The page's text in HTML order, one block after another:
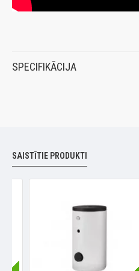
SPECIFIKĀCIJA
SAISTĪTIE PRODUKTI